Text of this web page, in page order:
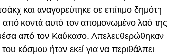
και αναγορεύτηκε σε επίτιμο δημότη
από κοντά αυτό τον απομονωμένο λαό της
μέσα από τον Καύκασο. Απελευθερώθηκαν
κόσμου ήταν εκεί για να περιθάλπει